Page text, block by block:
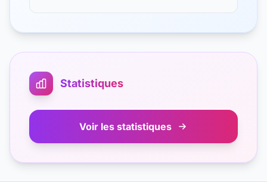
Statistiques
Voir les statistiques